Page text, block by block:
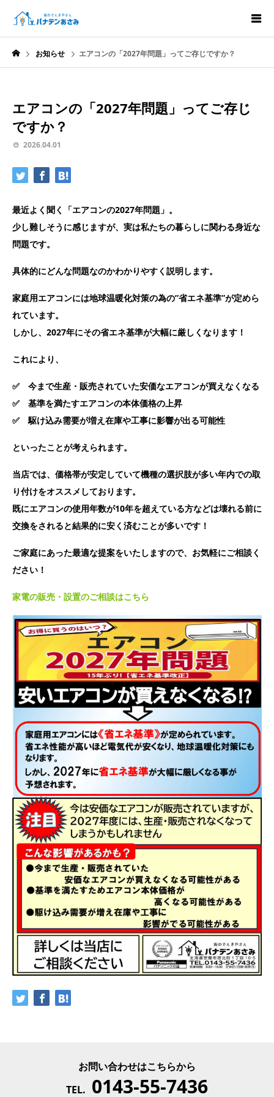
お知らせ エアコンの「2027年問題」ってご存じですか？
エアコンの「2027年問題」ってご存じ
ですか？
2026.04.01
最近よく聞く「エアコンの2027年問題」。
少し難しそうに感じますが、実は私たちの暮らしに関わる身近な
問題です。
具体的にどんな問題なのかわかりやすく説明します。
家庭用エアコンには地球温暖化対策の為の”省エネ基準”が定めら
れています。
しかし、2027年にその省エネ基準が大幅に厳しくなります！
これにより、
✅ 今まで生産・販売されていた安価なエアコンが買えなくなる
✅ 基準を満たすエアコンの本体価格の上昇
✅ 駆け込み需要が増え在庫や工事に影響が出る可能性
といったことが考えられます。
当店では、価格帯が安定していて機種の選択肢が多い年内での取
り付けをオススメしております。
既にエアコンの使用年数が10年を超えている方などは壊れる前に
交換をされると結果的に安く済むことが多いです！
ご家庭にあった最適な提案をいたしますので、お気軽にご相談く
ださい！
家電の販売・設置のご相談はこちら
お問い合わせはこちらから
TEL. 0143-55-7436